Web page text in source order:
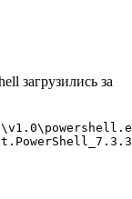
загрузились за